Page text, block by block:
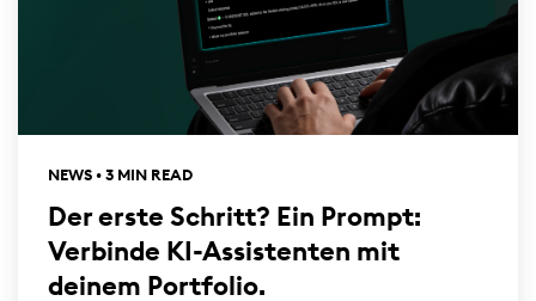
NEWS • 3 MIN READ
Der erste Schritt? Ein Prompt:
Verbinde KI-Assistenten mit
deinem Portfolio.